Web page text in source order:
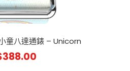
童八達通錶 – Unicorn
388.00